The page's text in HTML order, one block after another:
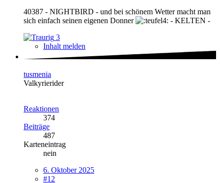
40387 - NIGHTBIRD - und bei schönem Wetter macht man
sich einfach seinen eigenen Donner
- KELTEN -
3
Inhalt melden
tusmenia
Valkyrierider
Reaktionen
374
Beiträge
487
Karteneintrag
nein
6. Oktober 2025
#12